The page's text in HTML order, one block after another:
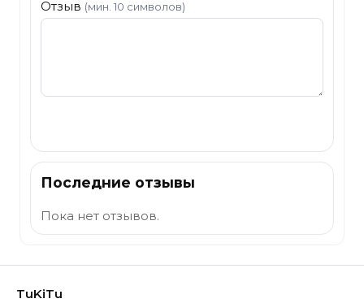
Отзыв (мин. 10 символов)
Последние отзывы
Пока нет отзывов.
TuKiTu